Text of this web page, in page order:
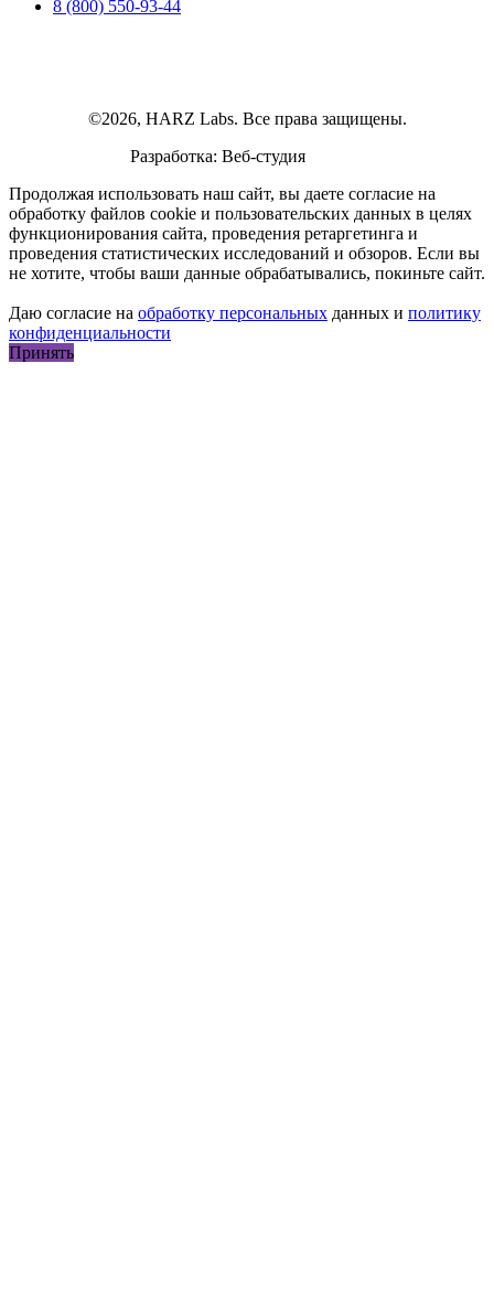
8 (800) 550-93-44
©2026, HARZ Labs. Все права защищены.
Разработка: Веб-студия
Продолжая использовать наш сайт, вы даете согласие на
обработку файлов cookie и пользовательских данных в целях
функционирования сайта, проведения ретаргетинга и
проведения статистических исследований и обзоров. Если вы
не хотите, чтобы ваши данные обрабатывались, покиньте сайт.
Даю согласие на обработку персональных данных и политику
конфиденциальности
Принять